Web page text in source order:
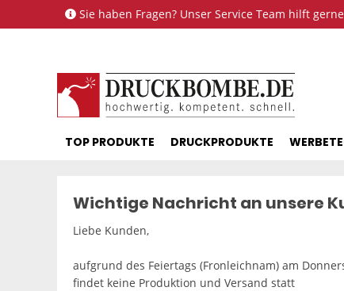
Sie haben Fragen? Unser Service Team hilft
TOP PRODUKTE DRUCKPRODUKTE
Wichtige Nachricht an unsere
Liebe Kunden,
aufgrund des Feiertags (Fronleichnam) am
findet keine Produktion und Versand statt